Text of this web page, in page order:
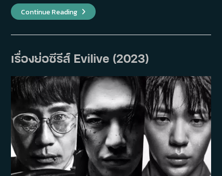
Continue Readingเรื่อง
ย่อ
รีส์
ดุ
ปืน
(2025)
เรื่องย่อซีรีส์ Evilive (2023)